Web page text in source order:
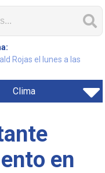
Rojas el lunes a las
Clima
en